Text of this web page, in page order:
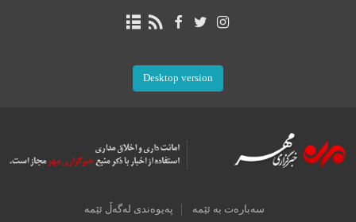
Desktop version
سەبارەت بە ئێمە پەیوەندی لەگەڵ ئێمە